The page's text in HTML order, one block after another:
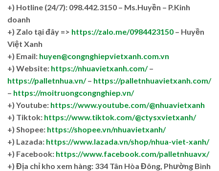
+) Hotline (24/7): 098.442.3150 – Ms.Huyền – P.Kinh
doanh
+) Zalo tại đây => https://zalo.me/0984423150 – Huyền
Việt Xanh
+) Email: huyen@congnghiepvietxanh.com.vn
+) Website: https://nhuavietxanh.com/–
https://palletnhua.vn/– https://palletnhuavietxanh.com/
– https://moitruongcongnghiep.vn/
+) Youtube: https://www.youtube.com/@nhuavietxanh
+) Tiktok: https://www.tiktok.com/@ctysxvietxanh/
+) Shopee: https://shopee.vn/nhuavietxanh/
+) Lazada: https://www.lazada.vn/shop/nhua-viet-xanh/
+) Facebook: https://www.facebook.com/palletnhuavx/
+) Địa chỉ kho xem hàng: 334 Tân Hòa Đông, Phường Bình